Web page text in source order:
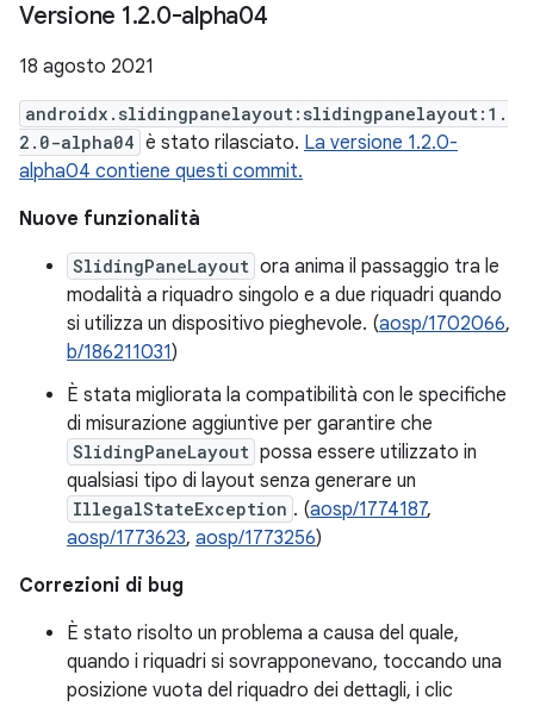
Versione 1.2.0-alpha04
18 agosto 2021
androidx.slidingpanelayout:slidingpanelayout:1.
2.0-alpha04 è stato rilasciato. La versione 1.2.0-
alpha04 contiene questi commit.
Nuove funzionalità
SlidingPaneLayout ora anima il passaggio tra le
modalità a riquadro singolo e a due riquadri quando
si utilizza un dispositivo pieghevole. (aosp/1702066,
b/186211031)
È stata migliorata la compatibilità con le specifiche
di misurazione aggiuntive per garantire che
SlidingPaneLayout possa essere utilizzato in
qualsiasi tipo di layout senza generare un
IllegalStateException . (aosp/1774187,
aosp/1773623, aosp/1773256)
Correzioni di bug
È stato risolto un problema a causa del quale,
quando i riquadri si sovrapponevano, toccando una
posizione vuota del riquadro dei dettagli, i clic